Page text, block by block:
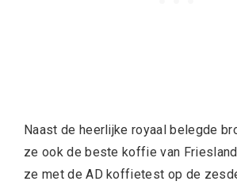
Naast de heerlijke royaal belegde
ze ook de beste koffie van
ze met de AD koffietest op de